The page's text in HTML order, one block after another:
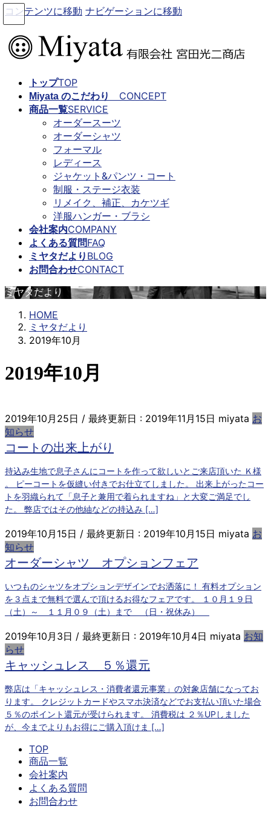
コンテンツに移動 ナビゲーションに移動
トップTOP
Miyata のこだわり CONCEPT
商品一覧SERVICE
オーダースーツ
オーダーシャツ
フォーマル
レディース
ジャケット&パンツ・コート
制服・ステージ衣装
リメイク、補正、カケツギ
洋服ハンガー・ブラシ
会社案内COMPANY
よくある質問FAQ
ミヤタだより BLOG
お問合わせCONTACT
ミヤタだより
HOME
ミヤタだより
2019年10月
2019年10月
2019年10月25日 / 最終更新日 : 2019年11月15日 miyata お
知らせ
コートの出来上がり
持込み生地で息子さんにコートを作って欲しいとご来店頂いた Ｋ様
。 ピーコートを仮縫い付きでお仕立てしました。 出来上がったコー
トを羽織られて「息子と兼用で着られますね」と大変ご満足でし
た。 弊店ではその他紬などの持込み […]
2019年10月15日 / 最終更新日 : 2019年10月15日 miyata お
知らせ
オーダーシャツ オプションフェア
いつものシャツをオプションデザインでお洒落に！ 有料オプション
を３点まで無料で選んで頂けるお得なフェアです。 １０月１９日
（土）～ １１月０９（土）まで （日・祝休み）
2019年10月3日 / 最終更新日 : 2019年10月4日 miyata お知
らせ
キャッシュレス ５％還元
弊店は「キャッシュレス・消費者還元事業」の対象店舗になってお
ります。 クレジットカードやスマホ決済などでお支払い頂いた場合
５％のポイント還元が受けられます。 消費税は ２％UPしました
が、今までよりもお得にご購入頂けま […]
TOP
商品一覧
会社案内
よくある質問
お問合わせ
2020年8月
2020年6月
2020年5月
2020年3月
2020年2月
2020年1月
2019年12月
2019年11月
2019年10月
2019年9月
カテゴリー
お知らせ
新着
未分類
ログイン
投稿フィード
コメントフィード
WordPress.org